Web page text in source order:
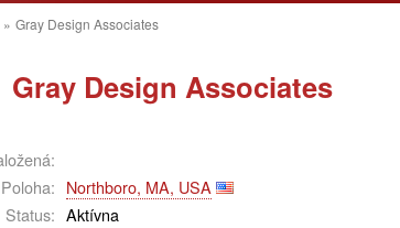
» Gray Design Associates
Gray Design Associates
Poloha: Northboro, MA, USA
Status: Aktívna